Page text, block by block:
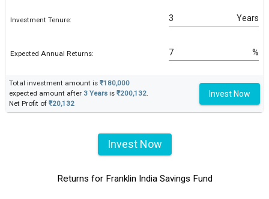
Investment Tenure: Years
Expected Annual Returns: %
Total investment amount is ₹180,000
expected amount after 3 Years is ₹200,132.
Net Profit of ₹20,132
Invest Now
Invest Now
Returns for Franklin India Savings Fund